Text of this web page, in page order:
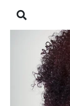
NASLOVNA
ZADRUGA